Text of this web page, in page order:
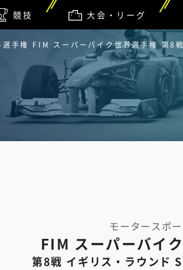
競技 大会・リーグ
選手権 FIM スーパーバイク世界選手権 第
モータースポ
FIM スーパーバイ
第8戦 イギリス・ラウンド